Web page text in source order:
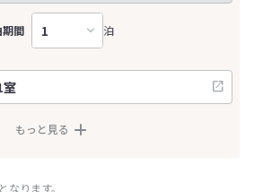
期間 泊
もっと見る
ります。